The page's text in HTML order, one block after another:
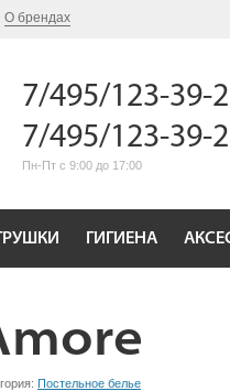
О брендах
7/495/123-39-
7/495/123-39-
Пн-Пт с 9:00 до 17:00
ГИГИЕНА
Постельное белье